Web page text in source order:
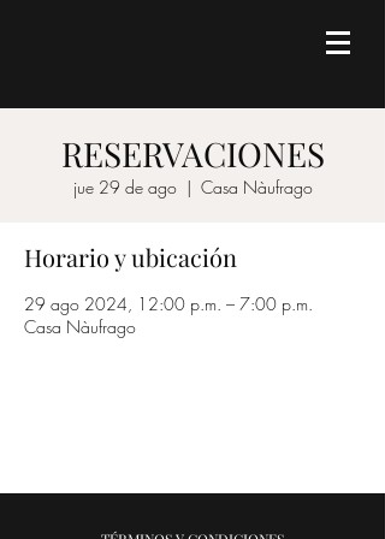
RESERVACIONES
jue 29 de ago
  |
Casa Nàufrago
Horario y ubicación
29 ago 2024, 12:00 p.m. – 7:00 p.m.
Casa Nàufrago